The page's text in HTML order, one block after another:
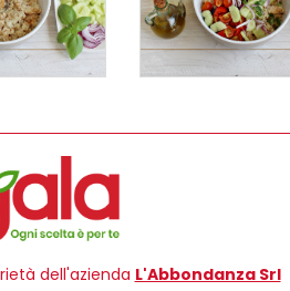
dell'azienda L'Abbondanza Srl